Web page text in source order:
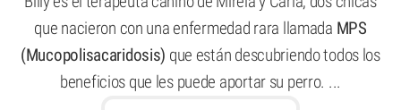
que nacieron con una enfermedad rara llamada MPS
(Mucopolisacaridosis) que están descubriendo todos los
beneficios que les puede aportar su perro. ...